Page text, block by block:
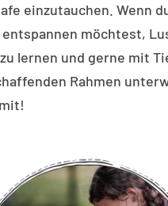
einzutauchen. Wenn
möchtest,
lernen und gerne mit
Rahmen